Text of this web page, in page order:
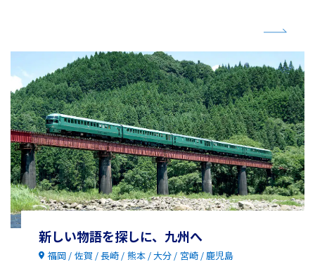
新しい物語を探しに、九州へ
福岡 佐賀 長崎 熊本 大分 宮崎 鹿児島